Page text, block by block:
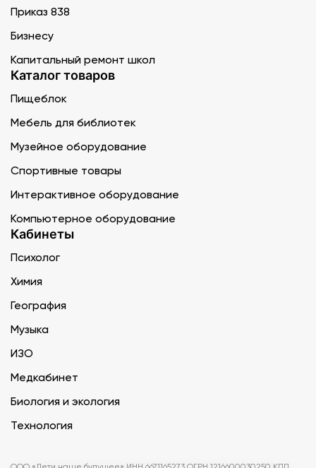
Приказ 838
Бизнесу
Капитальный ремонт школ
Каталог товаров
Пищеблок
Мебель для библиотек
Музейное оборудование
Спортивные товары
Интерактивное оборудование
Компьютерное оборудование
Кабинеты
Психолог
Химия
География
Музыка
ИЗО
Медкабинет
Биология и экология
Технология